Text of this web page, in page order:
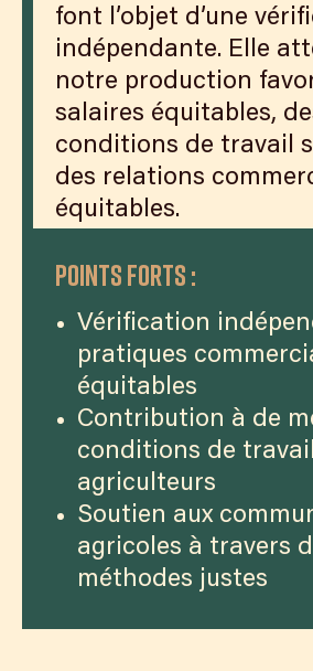
font l’objet d’une
indépendante. Elle
notre production
salaires équitables,
conditions de travail
des relations
équitables.
Points forts :
Vérification
pratiques
équitables
Contribution à de
conditions de
agriculteurs
Soutien aux
agricoles à travers
méthodes justes